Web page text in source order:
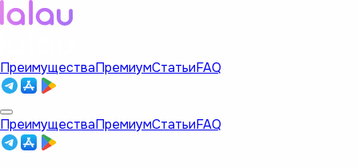
ПреимуществаПремиумСтатьиFAQ
ПреимуществаПремиумСтатьиFAQ